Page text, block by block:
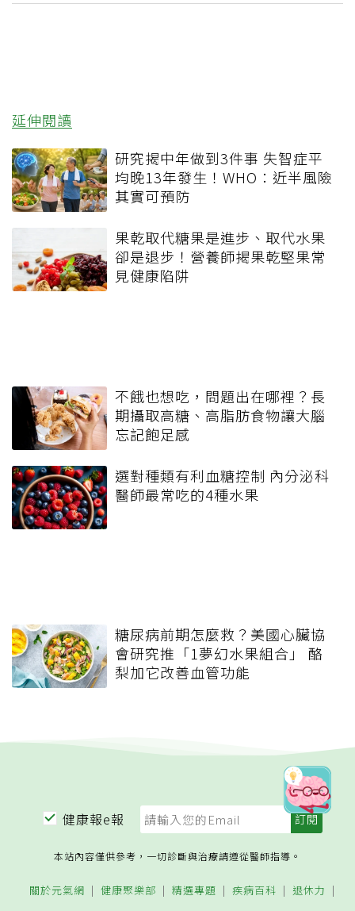
延伸閱讀
研究揭中年做到3件事 失智症平
均晚13年發生！WHO：近半風險
其實可預防
果乾取代糖果是進步、取代水果
卻是退步！營養師揭果乾堅果常
見健康陷阱
不餓也想吃，問題出在哪裡？長
期攝取高糖、高脂肪食物讓大腦
忘記飽足感
選對種類有利血糖控制 內分泌科
醫師最常吃的4種水果
糖尿病前期怎麼救？美國心臟協
會研究推「1夢幻水果組合」 酪
梨加它改善血管功能
健康報e報
本站內容僅供參考，一切診斷與治療請遵從醫師指導。
關於元氣網 健康聚樂部 精選專題 疾病百科
退休力